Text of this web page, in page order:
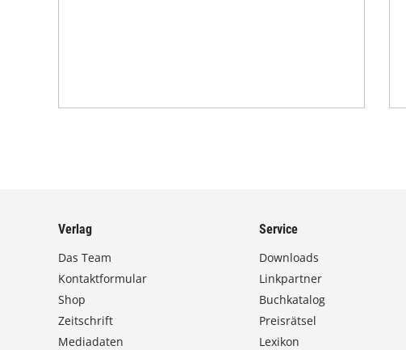
Verlag
Das Team
Kontaktformular
Shop
Zeitschrift
Mediadaten
Service
Downloads
Linkpartner
Buchkatalog
Preisrätsel
Lexikon